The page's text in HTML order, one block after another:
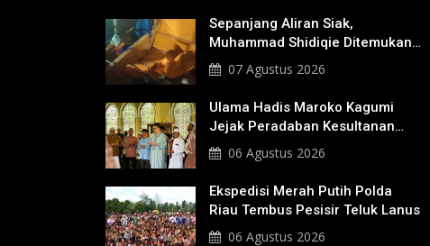
Sepanjang Aliran Siak,
Muhammad Shidiqie Ditemukan
Satu Kilo Dari Tempat Pertama
Tenggelam
07 Agustus 2026
Ulama Hadis Maroko Kagumi
Jejak Peradaban Kesultanan
Siak, Ziarahi Makam Sultan
Hingga Pendiri Pekanbaru
06 Agustus 2026
Ekspedisi Merah Putih Polda
Riau Tembus Pesisir Teluk Lanus
06 Agustus 2026